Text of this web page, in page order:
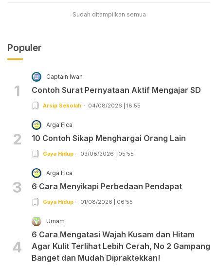
Sudah ditampilkan semua
Populer
1
Captain Iwan
Contoh Surat Pernyataan Aktif Mengajar SD
Arsip Sekolah 04/08/2026 | 18:55
2
Arga Fica
10 Contoh Sikap Menghargai Orang Lain
Gaya Hidup 03/08/2026 | 05:55
3
Arga Fica
6 Cara Menyikapi Perbedaan Pendapat
Gaya Hidup 01/08/2026 | 06:55
4
Umam
6 Cara Mengatasi Wajah Kusam dan Hitam
Agar Kulit Terlihat Lebih Cerah, No 2 Gampang
Banget dan Mudah Dipraktekkan!